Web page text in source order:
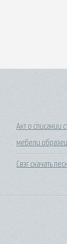
Акт о списании
мебели образец
Свэг скачать